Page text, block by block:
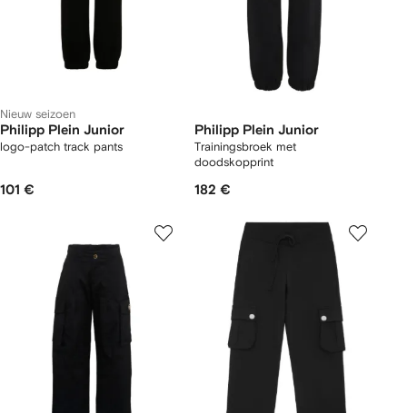
Nieuw seizoen
Philipp Plein Junior
logo-patch track pants
101 €
Philipp Plein Junior
Trainingsbroek met
doodskopprint
182 €